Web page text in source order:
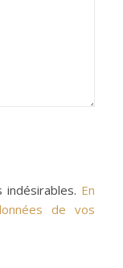
En
de vos